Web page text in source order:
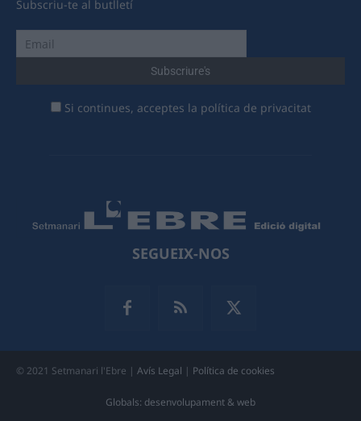
Subscriu-te al butlletí
Si continues, acceptes la política de privacitat
SEGUEIX-NOS
© 2021 Setmanari l'Ebre | Avís Legal | Política de cookies
Globals: desenvolupament & web